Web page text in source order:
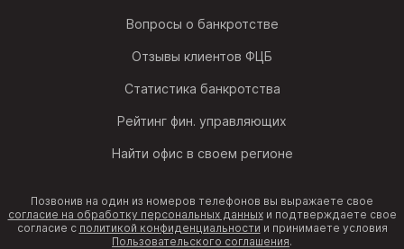
Вопросы о банкротстве
Отзывы клиентов ФЦБ
Статистика банкротства
Рейтинг фин. управляющих
Найти офис в своем регионе
Позвонив на один из номеров телефонов вы выражаете свое
согласие на обработку персональных данныхи подтверждаете свое
согласие с политикой конфиденциальности и принимаете условия
Пользовательского соглашения.